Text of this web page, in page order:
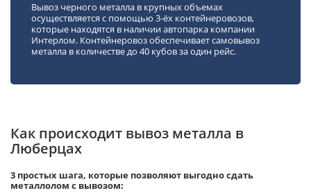
Вывоз черного металла в крупных объемах
осуществляется с помощью 3-ёх контейнеровозов,
которые находятся в наличии автопарка компании
Интерлом. Контейнеровоз обеспечивает самовывоз
металла в количестве до 40 кубов за один рейс.
Как происходит вывоз металла в
Люберцах
3 простых шага, которые позволяют выгодно сдать
металлолом с вывозом: